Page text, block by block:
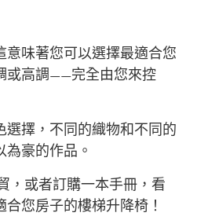
味著您可以選擇最適合您
或高調——完全由您來控
擇，不同的織物和不同的
豪的作品。
，或者訂購一本手冊，看
您房子的樓梯升降椅！